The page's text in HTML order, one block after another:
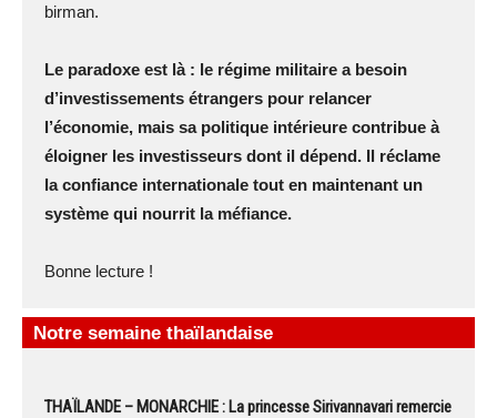
birman.
Le paradoxe est là : le régime militaire a besoin
d’investissements étrangers pour relancer
l’économie, mais sa politique intérieure contribue à
éloigner les investisseurs dont il dépend. Il réclame
la confiance internationale tout en maintenant un
système qui nourrit la méfiance.
Bonne lecture !
Notre semaine thaïlandaise
THAÏLANDE – MONARCHIE : La princesse Sirivannavari remercie